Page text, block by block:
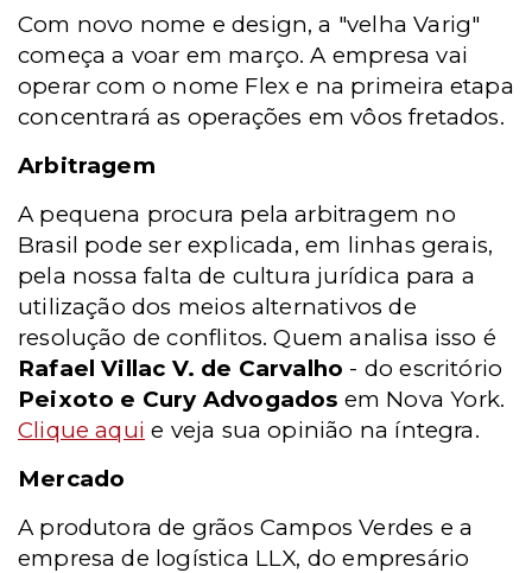
Com novo nome e design, a "velha Varig"
começa a voar em março. A empresa vai
operar com o nome Flex e na primeira etapa
concentrará as operações em vôos fretados.
Arbitragem
A pequena procura pela arbitragem no
Brasil pode ser explicada, em linhas gerais,
pela nossa falta de cultura jurídica para a
utilização dos meios alternativos de
resolução de conflitos. Quem analisa isso é
Rafael Villac V. de Carvalho - do escritório
Peixoto e Cury Advogados em Nova York.
Clique aqui e veja sua opinião na íntegra.
Mercado
A produtora de grãos Campos Verdes e a
empresa de logística LLX, do empresário